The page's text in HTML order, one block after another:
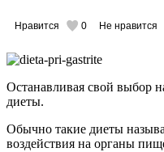
Нравится 0 Не нравится
Останавливая свой выбор
диеты.
Обычно такие диеты
воздействия на органы